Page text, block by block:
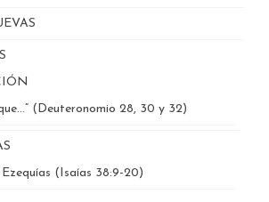
(Deuteronomio 28, 30 y 32)
(Isaías 38:9-20)